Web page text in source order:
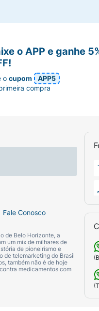
Fale Conosco
de Belo Horizonte, a
um mix de milhares de
de pioneirismo e
de telemarketing do Brasil
também não é de hoje
medicamentos com
o APP e ganhe
ocupom
APP5
compra